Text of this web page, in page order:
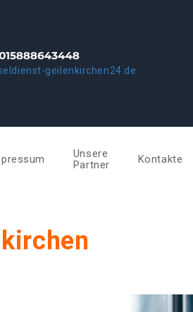
geilenkirchen24.de
Unsere
Partner
Kontakte